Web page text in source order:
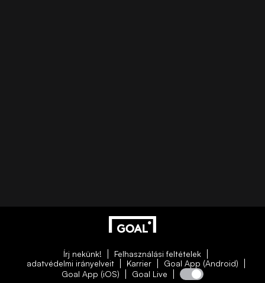
Írj nekünk!
Felhasználási feltételek
adatvédelmi irányelveit
Karrier
Goal App (Android)
Goal App (iOS)
Goal Live